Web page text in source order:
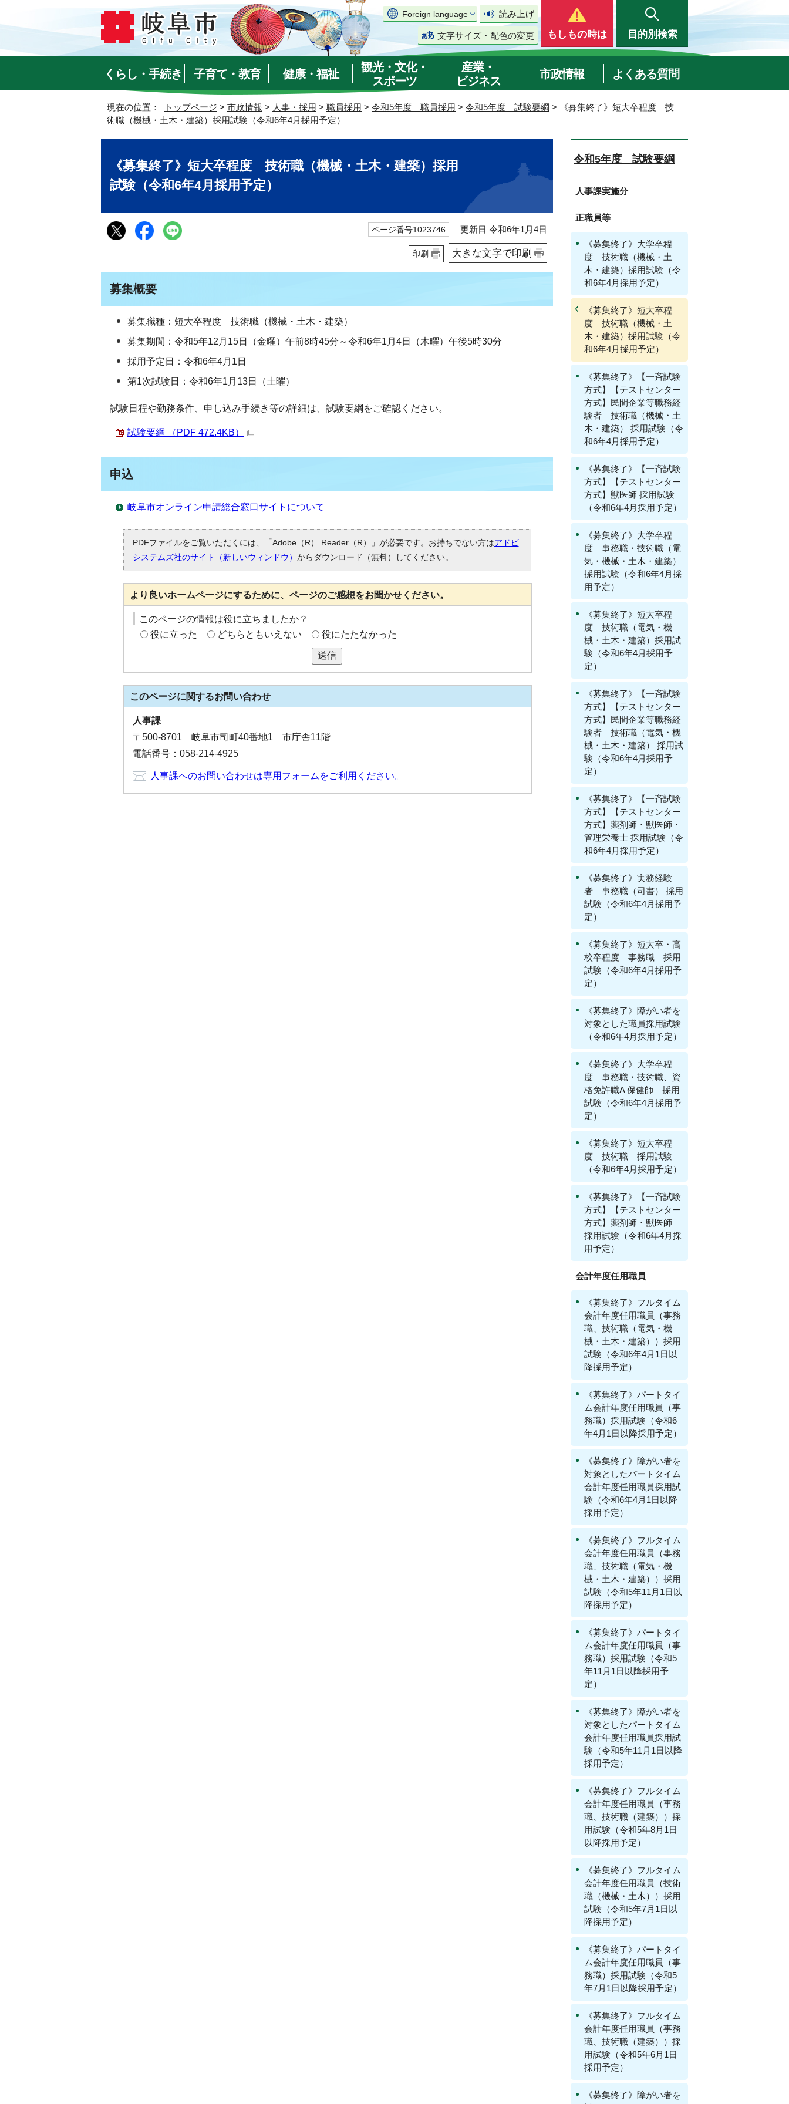
Foreign language 読み上げ
文字サイズ・配色の変更 もしもの時は 目的別検索
くらし・手続き 子育て・教育 健康・福祉
観光・文化・
スポーツ
産業・
ビジネス
市政情報 よくある質問
現在の位置： トップページ > 市政情報 > 人事・採用 > 職員採用 > 令和5年度 職員採用 > 令和5年度 試験要綱 > 《募集終了》短大卒程度 技
術職（機械・土木・建築）採用試験（令和6年4月採用予定）
《募集終了》短大卒程度 技術職（機械・土木・建築）採用
試験（令和6年4月採用予定）
ページ番号1023746 更新日 令和6年1月4日
印刷 大きな文字で印刷
募集概要
募集職種：短大卒程度 技術職（機械・土木・建築）
募集期間：令和5年12月15日（金曜）午前8時45分～令和6年1月4日（木曜）午後5時30分
採用予定日：令和6年4月1日
第1次試験日：令和6年1月13日（土曜）
試験日程や勤務条件、申し込み手続き等の詳細は、試験要綱をご確認ください。
試験要綱 （PDF 472.4KB）
申込
岐阜市オンライン申請総合窓口サイトについて
PDFファイルをご覧いただくには、「Adobe（R） Reader（R）」が必要です。お持ちでない方はアドビ
システムズ社のサイト（新しいウィンドウ） からダウンロード（無料）してください。
より良いホームページにするために、ページのご感想をお聞かせください。
このページの情報は役に立ちましたか？
役に立った
どちらともいえない 役にたたなかった
送信
このページに関するお問い合わせ
人事課
〒500-8701 岐阜市司町40番地1 市庁舎11階
電話番号：058-214-4925
人事課へのお問い合わせは専用フォームをご利用ください。
令和5年度 試験要綱
人事課実施分
正職員等
《募集終了》大学卒程
度 技術職（機械・土
木・建築）採用試験（令
和6年4月採用予定）
《募集終了》短大卒程
度 技術職（機械・土
木・建築）採用試験（令
和6年4月採用予定）
《募集終了》【一斉試験
方式】【テストセンター
方式】民間企業等職務経
験者 技術職（機械・土
木・建築） 採用試験（令
和6年4月採用予定）
《募集終了》【一斉試験
方式】【テストセンター
方式】獣医師 採用試験
（令和6年4月採用予定）
《募集終了》大学卒程
度 事務職・技術職（電
気・機械・土木・建築）
採用試験（令和6年4月採
用予定）
《募集終了》短大卒程
度 技術職（電気・機
械・土木・建築）採用試
験（令和6年4月採用予
定）
《募集終了》【一斉試験
方式】【テストセンター
方式】民間企業等職務経
験者 技術職（電気・機
械・土木・建築） 採用試
験（令和6年4月採用予
定）
《募集終了》【一斉試験
方式】【テストセンター
方式】薬剤師・獣医師・
管理栄養士 採用試験（令
和6年4月採用予定）
《募集終了》実務経験
者 事務職（司書） 採用
試験（令和6年4月採用予
定）
《募集終了》短大卒・高
校卒程度 事務職 採用
試験（令和6年4月採用予
定）
《募集終了》障がい者を
対象とした職員採用試験
（令和6年4月採用予定）
《募集終了》大学卒程
度 事務職・技術職、資
格免許職A 保健師 採用
試験（令和6年4月採用予
定）
《募集終了》短大卒程
度 技術職 採用試験
（令和6年4月採用予定）
《募集終了》【一斉試験
方式】【テストセンター
方式】薬剤師・獣医師
採用試験（令和6年4月採
用予定）
会計年度任用職員
《募集終了》フルタイム
会計年度任用職員（事務
職、技術職（電気・機
械・土木・建築））採用
試験（令和6年4月1日以
降採用予定）
《募集終了》パートタイ
ム会計年度任用職員（事
務職）採用試験（令和6
年4月1日以降採用予定）
《募集終了》障がい者を
対象としたパートタイム
会計年度任用職員採用試
験（令和6年4月1日以降
採用予定）
《募集終了》フルタイム
会計年度任用職員（事務
職、技術職（電気・機
械・土木・建築））採用
試験（令和5年11月1日以
降採用予定）
《募集終了》パートタイ
ム会計年度任用職員（事
務職）採用試験（令和5
年11月1日以降採用予
定）
《募集終了》障がい者を
対象としたパートタイム
会計年度任用職員採用試
験（令和5年11月1日以降
採用予定）
《募集終了》フルタイム
会計年度任用職員（事務
職、技術職（建築））採
用試験（令和5年8月1日
以降採用予定）
《募集終了》フルタイム
会計年度任用職員（技術
職（機械・土木））採用
試験（令和5年7月1日以
降採用予定）
《募集終了》パートタイ
ム会計年度任用職員（事
務職）採用試験（令和5
年7月1日以降採用予定）
《募集終了》フルタイム
会計年度任用職員（事務
職、技術職（建築））採
用試験（令和5年6月1日
採用予定）
《募集終了》障がい者を